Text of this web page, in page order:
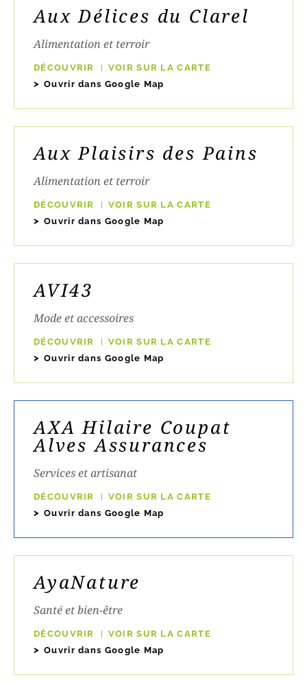
Aux Délices du Clarel
Alimentation et terroir
DÉCOUVRIR
VOIR SUR LA CARTE
Ouvrir dans Google Map
Aux Plaisirs des Pains
Alimentation et terroir
DÉCOUVRIR
VOIR SUR LA CARTE
Ouvrir dans Google Map
AVI43
Mode et accessoires
DÉCOUVRIR
VOIR SUR LA CARTE
Ouvrir dans Google Map
AXA Hilaire Coupat
Alves Assurances
Services et artisanat
DÉCOUVRIR
VOIR SUR LA CARTE
Ouvrir dans Google Map
AyaNature
Santé et bien-être
DÉCOUVRIR
VOIR SUR LA CARTE
Ouvrir dans Google Map